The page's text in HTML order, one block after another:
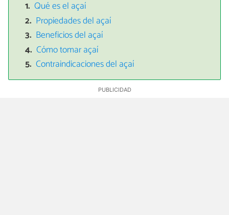
Qué es el açaí
Propiedades del açaí
Beneficios del açaí
Cómo tomar açaí
Contraindicaciones del açaí